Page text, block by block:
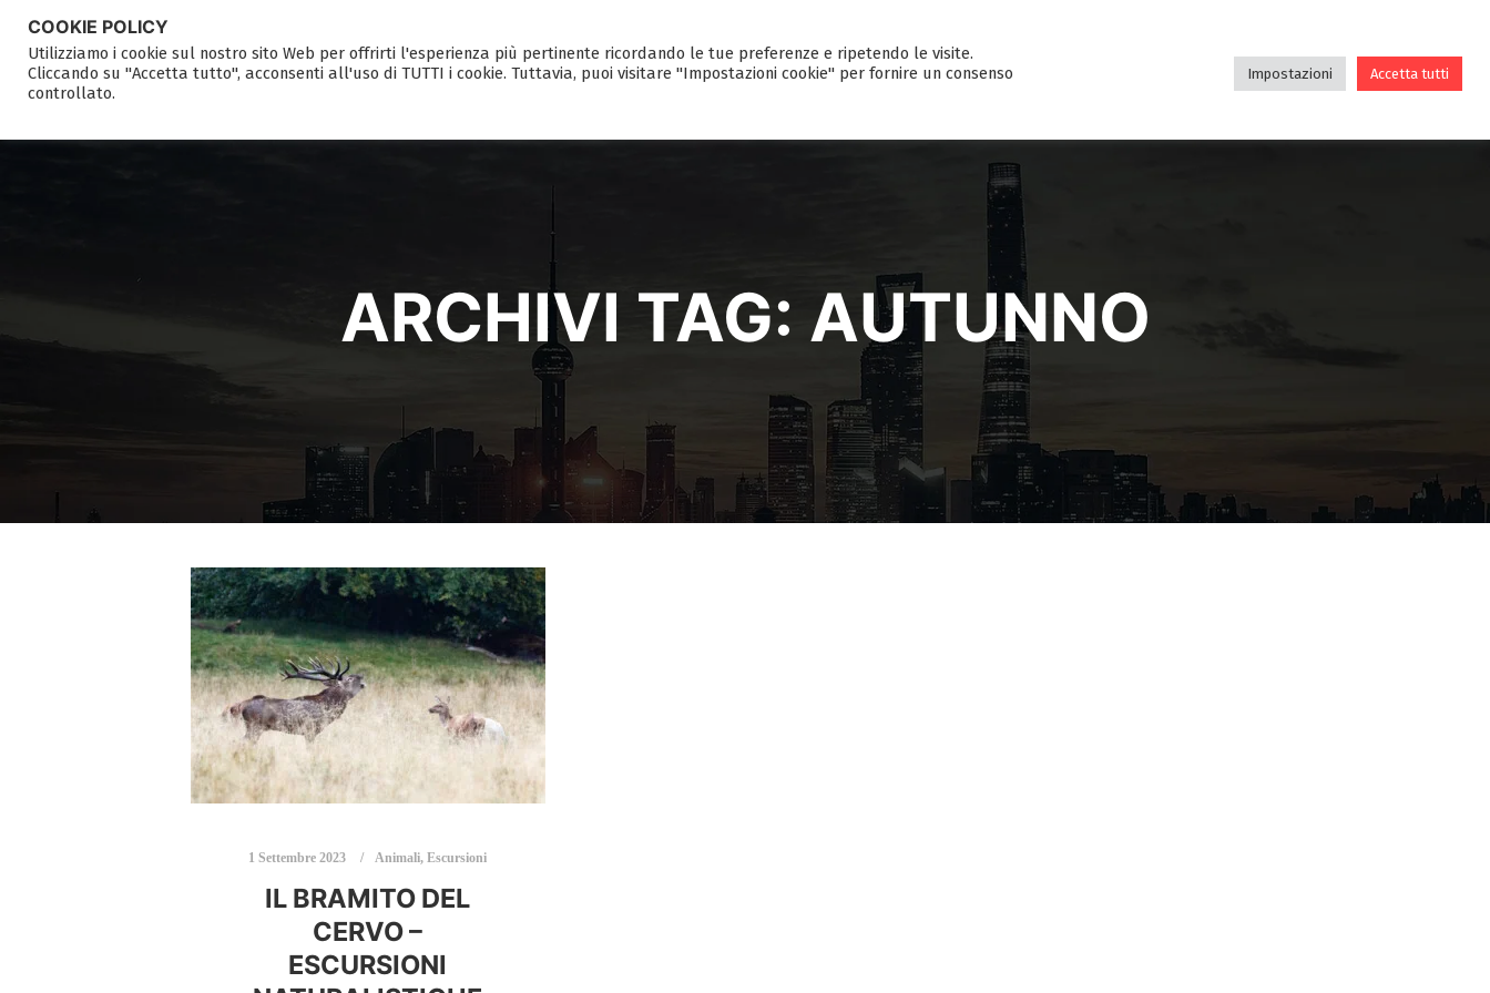
HOME CALENDARIO EVENTI GUIDE ASSOCIAZIONE BLOG
ARCHIVI TAG: AUTUNNO
1 Settembre 2023 Animali,Escursioni
IL BRAMITO DEL
CERVO –
ESCURSIONI
COOKIE POLICY
Utilizziamo i cookie sul nostro sito Web per offrirti l'esperienza più pertinente ricordando le tue preferenze e ripetendo le visite.
Cliccando su "Accetta tutto", acconsenti all'uso di TUTTI i cookie. Tuttavia, puoi visitare "Impostazioni cookie" per fornire un consenso
controllato.
Impostazioni Accetta tutti